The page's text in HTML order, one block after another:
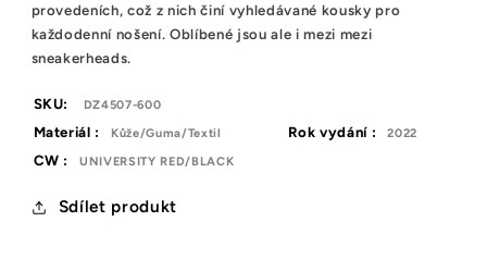
provedeních, což z nich činí vyhledávané kousky pro
každodenní nošení. Oblíbené jsou ale i mezi mezi
sneakerheads.
SKU: DZ4507-600
Materiál : Kůže/Guma/Textil Rok vydání : 2022
CW : UNIVERSITY RED/BLACK
Sdílet produkt